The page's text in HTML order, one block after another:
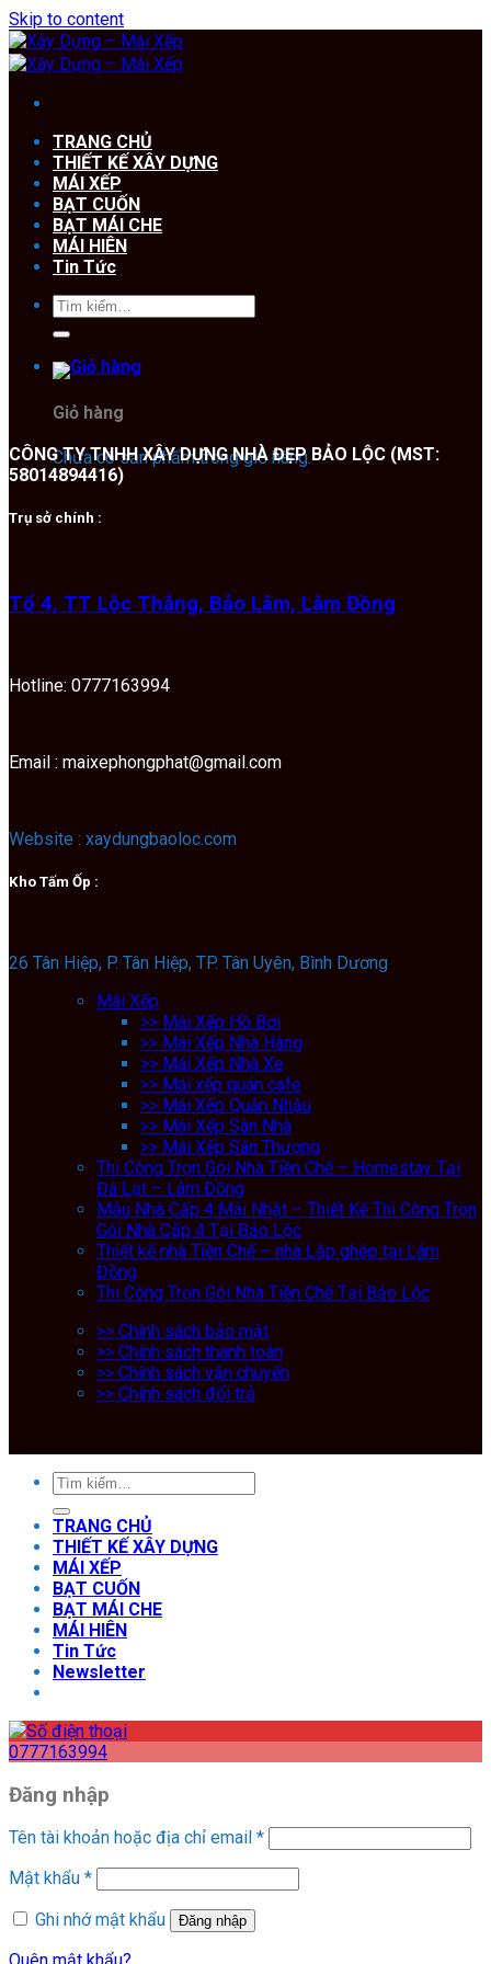
Skip to content
TRANG CHỦ
THIẾT KẾ XÂY DỰNG
MÁI XẾP
BẠT CUỐN
BẠT MÁI CHE
MÁI HIÊN
Tin Tức
Giỏ hàng
Chưa có sản phẩm trong giỏ hàng.
CÔNG TY TNHH XÂY DỰNG NHÀ ĐẸP BẢO LỘC (MST:
58014894416)
Trụ sở chính :
Tổ 4, TT Lộc Thắng, Bảo Lâm, Lâm Đồng
Hotline: 0777163994
Email : maixephongphat@gmail.com
Website : xaydungbaoloc.com
Kho Tấm Ốp :
26 Tân Hiệp, P. Tân Hiệp, TP. Tân Uyên, Bình Dương
Mái Xếp
>> Mái Xếp Hồ Bơi
>> Mái Xếp Nhà Hàng
>> Mái Xếp Nhà Xe
>> Mái xếp quán cafe
>> Mái Xếp Quán Nhậu
>> Mái Xếp Sân Nhà
>> Mái Xếp Sân Thượng
Thi Công Trọn Gói Nhà Tiền Chế – Homestay Tại
Đà Lạt – Lâm Đồng
Mẫu Nhà Cấp 4 Mái Nhật – Thiết Kế Thi Công Trọn
Gói Nhà Cấp 4 Tại Bảo Lộc
Thiết kế nhà Tiền Chế – nhà Lắp ghép tại Lâm
Đồng
Thi Công Trọn Gói Nhà Tiền Chế Tại Bảo Lộc
>> Chính sách bảo mật
>> Chính sách thanh toán
>> Chính sách vận chuyển
>> Chính sách đổi trả
TRANG CHỦ
THIẾT KẾ XÂY DỰNG
MÁI XẾP
BẠT CUỐN
BẠT MÁI CHE
MÁI HIÊN
Tin Tức
Newsletter
0777163994
Đăng nhập
Tên tài khoản hoặc địa chỉ email *
Mật khẩu *
Ghi nhớ mật khẩu
Đăng nhập